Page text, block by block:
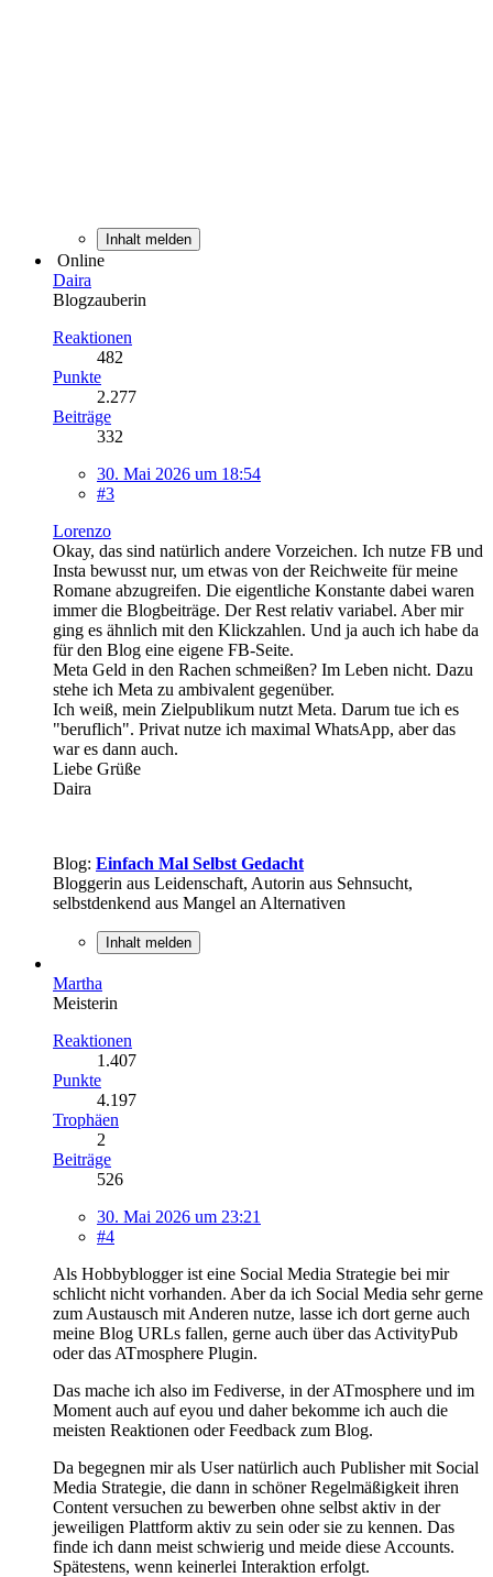
Inhalt melden
Online
Daira
Blogzauberin
Reaktionen
482
Punkte
2.277
Beiträge
332
30. Mai 2026 um 18:54
#3
Lorenzo
Okay, das sind natürlich andere Vorzeichen. Ich nutze FB und
Insta bewusst nur, um etwas von der Reichweite für meine
Romane abzugreifen. Die eigentliche Konstante dabei waren
immer die Blogbeiträge. Der Rest relativ variabel. Aber mir
ging es ähnlich mit den Klickzahlen. Und ja auch ich habe da
für den Blog eine eigene FB-Seite.
Meta Geld in den Rachen schmeißen? Im Leben nicht. Dazu
stehe ich Meta zu ambivalent gegenüber.
Ich weiß, mein Zielpublikum nutzt Meta. Darum tue ich es
"beruflich". Privat nutze ich maximal WhatsApp, aber das
war es dann auch.
Liebe Grüße
Daira
Blog: Einfach Mal Selbst Gedacht
Bloggerin aus Leidenschaft, Autorin aus Sehnsucht,
selbstdenkend aus Mangel an Alternativen
Inhalt melden
Martha
Meisterin
Reaktionen
1.407
Punkte
4.197
Trophäen
2
Beiträge
526
30. Mai 2026 um 23:21
#4
Als Hobbyblogger ist eine Social Media Strategie bei mir
schlicht nicht vorhanden. Aber da ich Social Media sehr gerne
zum Austausch mit Anderen nutze, lasse ich dort gerne auch
meine Blog URLs fallen, gerne auch über das ActivityPub
oder das ATmosphere Plugin.
Das mache ich also im Fediverse, in der ATmosphere und im
Moment auch auf eyou und daher bekomme ich auch die
meisten Reaktionen oder Feedback zum Blog.
Da begegnen mir als User natürlich auch Publisher mit Social
Media Strategie, die dann in schöner Regelmäßigkeit ihren
Content versuchen zu bewerben ohne selbst aktiv in der
jeweiligen Plattform aktiv zu sein oder sie zu kennen. Das
finde ich dann meist schwierig und meide diese Accounts.
Spätestens, wenn keinerlei Interaktion erfolgt.